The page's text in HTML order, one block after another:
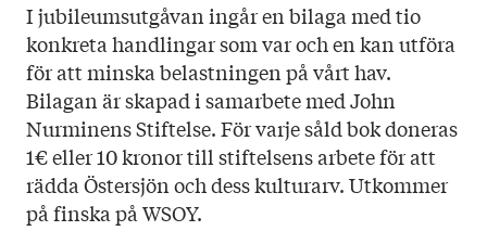
I jubileumsutgåvan ingår en bilaga med tio
konkreta handlingar som var och en kan utföra
för att minska belastningen på vårt hav.
Bilagan är skapad i samarbete med John
Nurminens Stiftelse. För varje såld bok doneras
1€ eller 10 kronor till stiftelsens arbete för att
rädda Östersjön och dess kulturarv. Utkommer
på finska på WSOY.